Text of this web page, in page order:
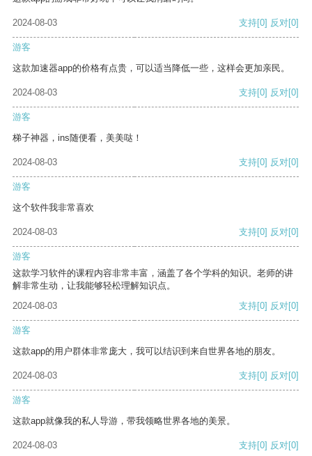
2024-08-03 支持[0] 反对[0]
游客
这款加速器app的价格有点贵，可以适当降低一些，这样会更加亲民。
2024-08-03 支持[0] 反对[0]
游客
梯子神器，ins随便看，美美哒！
2024-08-03 支持[0] 反对[0]
游客
这个软件我非常喜欢
2024-08-03 支持[0] 反对[0]
游客
这款学习软件的课程内容非常丰富，涵盖了各个学科的知识。老师的讲
解非常生动，让我能够轻松理解知识点。
2024-08-03
支持[0] 反对[0]
游客
这款app的用户群体非常庞大，我可以结识到来自世界各地的朋友。
2024-08-03 支持[0] 反对[0]
游客
这款app就像我的私人导游，带我领略世界各地的美景。
2024-08-03 支持[0] 反对[0]